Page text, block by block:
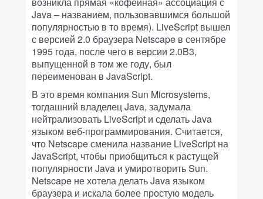
Java – названием, пользовавшимся большой
популярностью в то время). LiveScript вышел
с версией 2.0 браузера Netscape в сентябре
1995 года, после чего в версии 2.0B3,
выпущенной в том же году, был
переименован в JavaScript.
В это время компания Sun Microsystems,
тогдашний владелец Java, задумала
нейтрализовать LiveScript и сделать Java
языком веб-программирования. Считается,
что Netscape сменила название LiveScript на
JavaScript, чтобы приобщиться к растущей
популярности Java и умиротворить Sun.
Netscape не хотела делать Java языком
браузера и искала более простую модель